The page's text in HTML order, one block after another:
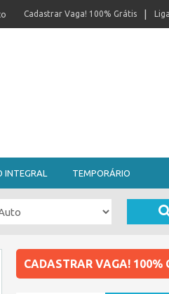
Cadastrar Vaga! 100% Grátis
INTEGRAL TEMPORÁRIO
CADASTRAR VAGA! 100%